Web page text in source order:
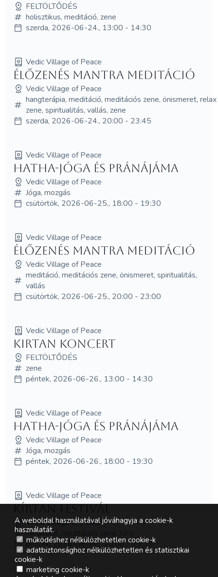
FELTÖLTŐDÉS
holisztikus, meditáció, zene
szerda, 2026-06-24., 13:00 - 14:30
Vedic Village of Peace
Élőzenés mantra meditáció
Vedic Village of Peace
hangterápia, meditáció, meditációs zene, önismeret, relax
zene, spiritualitás, vallás, zene
szerda, 2026-06-24., 20:00 - 23:45
Vedic Village of Peace
Hatha-jóga és pránájáma
Vedic Village of Peace
Jóga, mozgás
csütörtök, 2026-06-25., 18:00 - 19:30
Vedic Village of Peace
Élőzenés mantra meditáció
Vedic Village of Peace
meditáció, meditációs zene, önismeret, spiritualitás,
vallás
csütörtök, 2026-06-25., 20:00 - 23:00
Vedic Village of Peace
Kirtan koncert
FELTÖLTŐDÉS
zene
péntek, 2026-06-26., 13:00 - 14:30
Vedic Village of Peace
Hatha-jóga és pránájáma
Vedic Village of Peace
Jóga, mozgás
péntek, 2026-06-26., 18:00 - 19:30
Vedic Village of Peace
Kírtan festivál
Vedic Village of Peace
meditáció, meditációs zene, tánc
péntek, 2026-06-26., 20:00 - 23:30
A weboldal használatával jóváhagyja a cookie-k
használatát.
működéshez nélkülözhetetlen cookie-k
adatbiztonsághoz nélkülözhetetlen és statisztikai
cookie-k
marketing cookie-k